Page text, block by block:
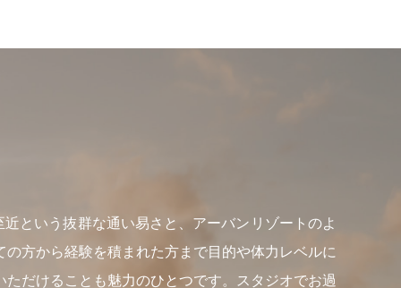
という抜群な通い易さと、アーバンリゾートのよ
方から経験を積まれた方まで目的や体力レベルに
だけることも魅力のひとつです。スタジオでお過